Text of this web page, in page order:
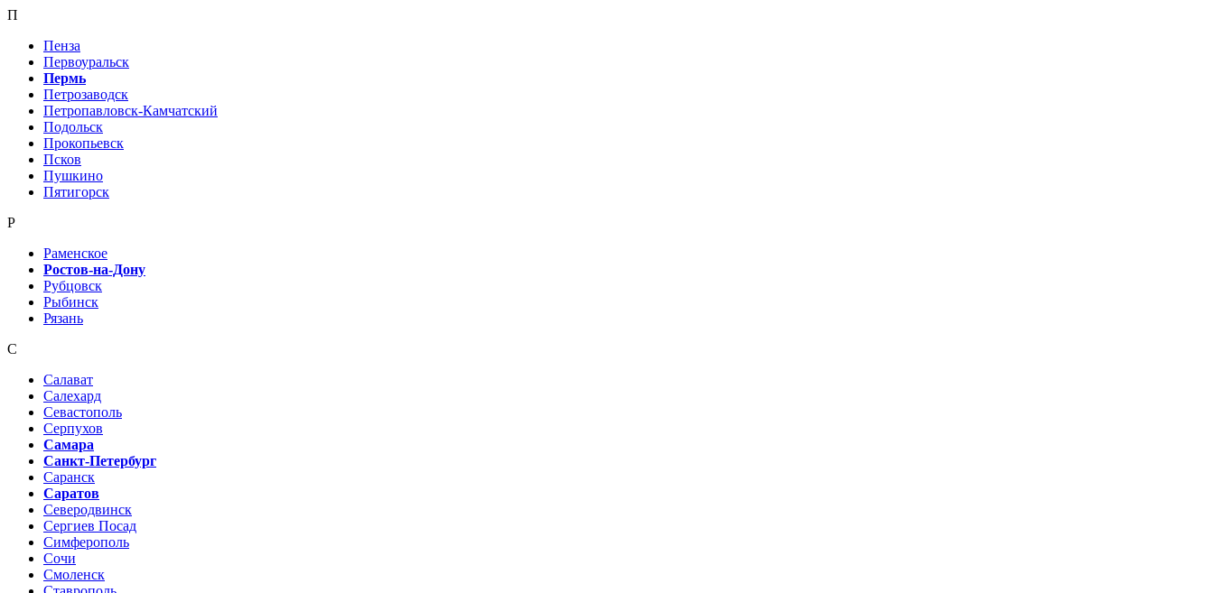
П
Пенза
Первоуральск
Пермь
Петрозаводск
Петропавловск-Камчатский
Подольск
Прокопьевск
Псков
Пушкино
Пятигорск
Р
Раменское
Ростов-на-Дону
Рубцовск
Рыбинск
Рязань
С
Салават
Салехард
Севастополь
Серпухов
Самара
Санкт-Петербург
Саранск
Саратов
Северодвинск
Сергиев Посад
Симферополь
Сочи
Смоленск